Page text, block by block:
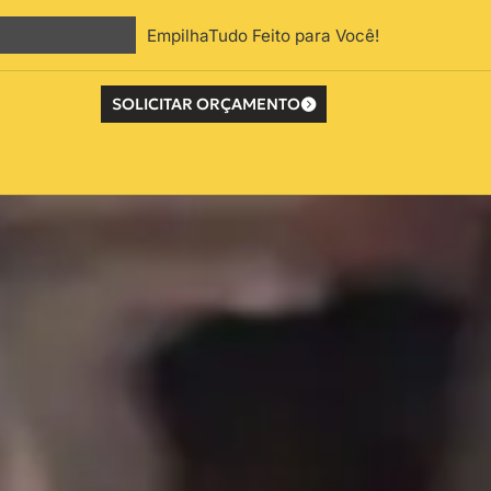
EmpilhaTudo Feito para Você!
SOLICITAR ORÇAMENTO